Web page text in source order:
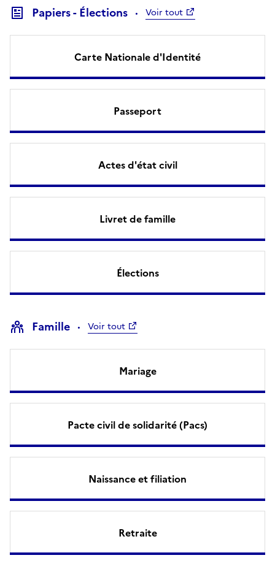
Papiers - Élections Voir tout
Carte Nationale d'Identité
Passeport
Actes d'état civil
Livret de famille
Élections
Famille Voir tout
Mariage
Pacte civil de solidarité (Pacs)
Naissance et filiation
Retraite